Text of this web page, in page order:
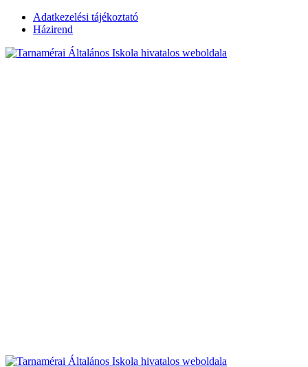
Skip
Adatkezelési tájékoztató
Házirend
Primary